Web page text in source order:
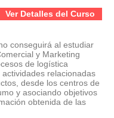
Ver Detalles del Curso
conseguirá al estudiar
y Marketing
de logística
relacionadas
desde los centros de
y asociando objetivos
obtenida de las